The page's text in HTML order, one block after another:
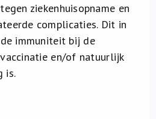
ziekenhuisopname en
complicaties. Dit in
immuniteit bij de
en/of natuurlijk
is.